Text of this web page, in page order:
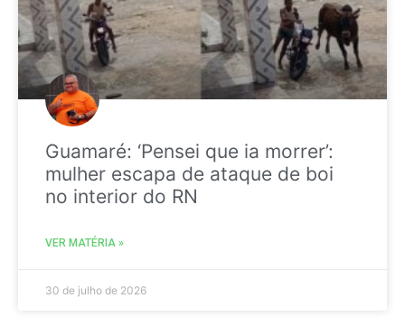
Guamaré: ‘Pensei que ia morrer’:
mulher escapa de ataque de boi
no interior do RN
VER MATÉRIA »
30 de julho de 2026